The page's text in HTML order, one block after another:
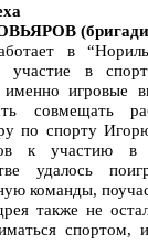
в
участие в
именно игровые
совмещать
по спорту
к участию
удалось
команды,
также не
спортом,